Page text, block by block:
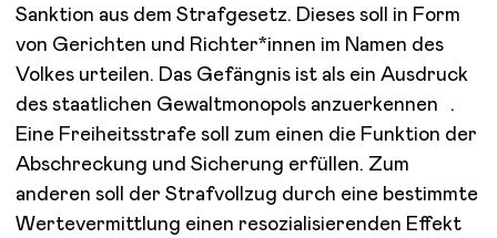
Sanktion aus dem Strafgesetz. Dieses soll in Form
von Gerichten und Richter*innen im Namen des
Volkes urteilen. Das Gefängnis ist als ein Ausdruck
des staatlichen Gewaltmonopols anzuerkennen .
Eine Freiheitsstrafe soll zum einen die Funktion der
Abschreckung und Sicherung erfüllen. Zum
anderen soll der Strafvollzug durch eine bestimmte
Wertevermittlung einen resozialisierenden Effekt